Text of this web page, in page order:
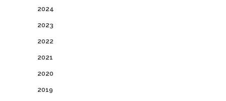
2024
2023
2022
2021
2020
2019